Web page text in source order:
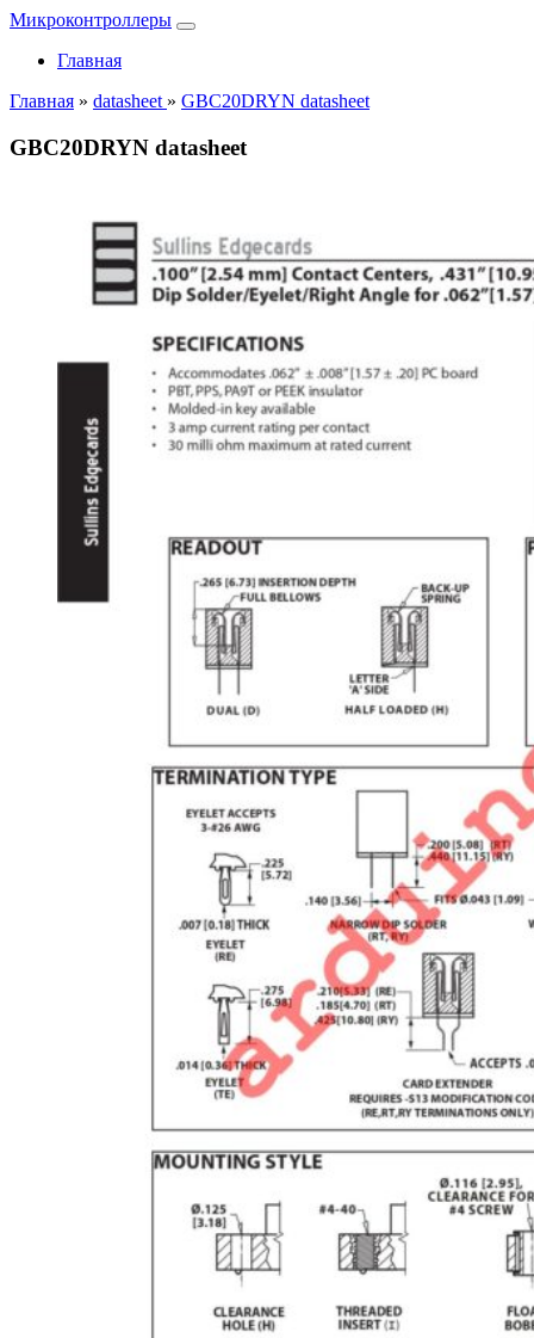
Микроконтроллеры
Главная
Главная » datasheet » GBC20DRYN datasheet
GBC20DRYN datasheet